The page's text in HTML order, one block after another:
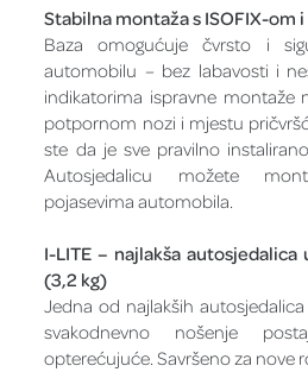
Stabilna montaža s ISOFIX-om
Baza omogućuje čvrsto i
automobilu – bez labavosti i
indikatorima ispravne montaže
potpornom nozi i mjestu
ste da je sve pravilno
Autosjedalicu možete
pojasevima automobila.
I-LITE – najlakša
(3,2 kg)
Jedna od najlakših
svakodnevno nošenje
opterećujuće. Savršeno za nove